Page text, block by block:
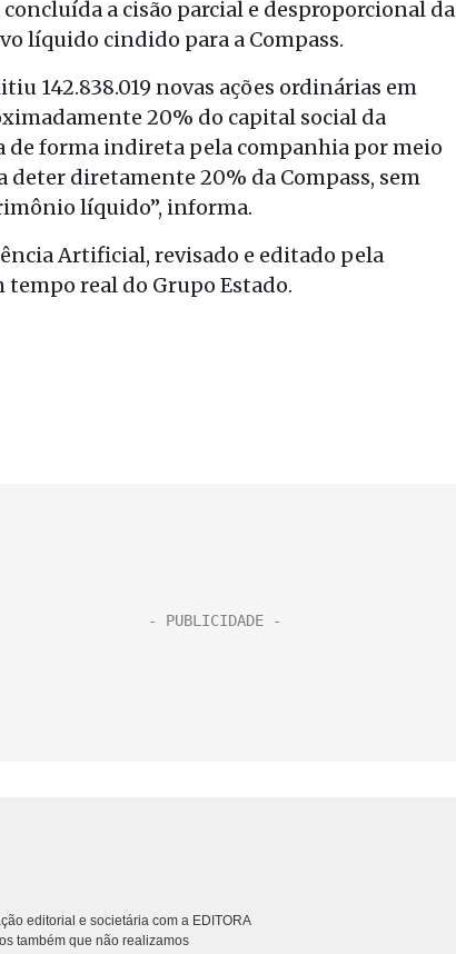
a cisão parcial e desproporcional da
líquido cindido para a Compass.
142.838.019 novas ações ordinárias em
20% do capital social da
forma indireta pela companhia por meio
deter diretamente 20% da Compass, sem
líquido”, informa.
Artificial, revisado e editado pela
tempo real do Grupo Estado.
editorial e societária com a EDITORA
também que não realizamos